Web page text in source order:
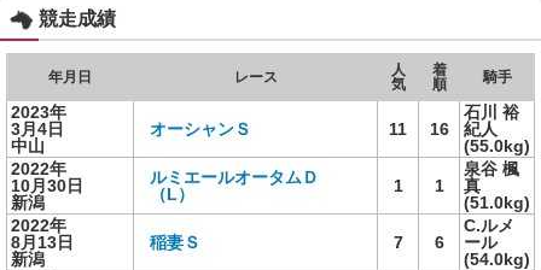
競走成績
年月日 レース
人
気
着
順
騎手
2023年
3月4日
中山
オーシャンＳ 11 16
石川 裕
紀人
(55.0kg)
2022年
10月30日
新潟
ルミエールオータムＤ
（L）
1 1
泉谷 楓
真
(51.0kg)
2022年
8月13日
新潟
稲妻Ｓ 7 6
C.ルメ
ール
(54.0kg)